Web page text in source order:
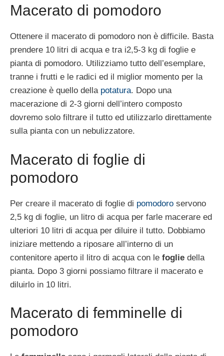
Macerato di pomodoro
Ottenere il macerato di pomodoro non è difficile. Basta
prendere 10 litri di acqua e tra i2,5-3 kg di foglie e
pianta di pomodoro. Utilizziamo tutto dell’esemplare,
tranne i frutti e le radici ed il miglior momento per la
creazione è quello della potatura. Dopo una
macerazione di 2-3 giorni dell’intero composto
dovremo solo filtrare il tutto ed utilizzarlo direttamente
sulla pianta con un nebulizzatore.
Macerato di foglie di
pomodoro
Per creare il macerato di foglie di pomodoro servono
2,5 kg di foglie, un litro di acqua per farle macerare ed
ulteriori 10 litri di acqua per diluire il tutto. Dobbiamo
iniziare mettendo a riposare all’interno di un
contenitore aperto il litro di acqua con le foglie della
pianta. Dopo 3 giorni possiamo filtrare il macerato e
diluirlo in 10 litri.
Macerato di femminelle di
pomodoro